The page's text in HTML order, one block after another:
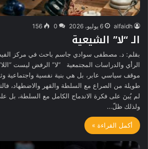
alfaidh 6 يوليو، 2026 0
156
الـ “لا” الشيعية
بقلم: د. مصطفى سوادي جاسم باحث في مركز
الرأي والدراسات المجتمعية “لا” الرفض ليست
موقف سياسي عابر، بل هي بنية نفسية واجتماعية
طويلة من الصراع مع السلطة والقهر والاضطهاد،
لم يُبنَ على فكرة الاندماج الكامل مع السلطة، بل
ولذلك ظلّ…
أكمل القراءة »